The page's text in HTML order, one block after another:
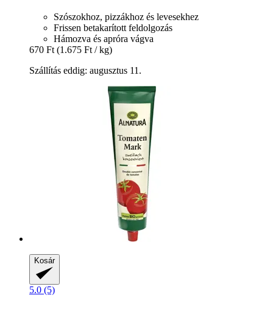
Szószokhoz, pizzákhoz és levesekhez
Frissen betakarított feldolgozás
Hámozva és apróra vágva
670 Ft (1.675 Ft / kg)
Szállítás eddig: augusztus 11.
Kosár
5.0 (5)